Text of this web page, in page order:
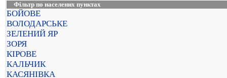
Фільтр по населених пунктах
БОЙОВЕ
ВОЛОДАРСЬКЕ
ЗЕЛЕНИЙ ЯР
ЗОРЯ
КІРОВЕ
КАЛЬЧИК
КАСЯНІВКА